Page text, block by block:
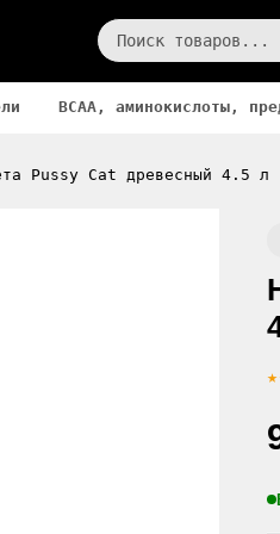
BCAA, аминокислоты,
Pussy Cat древесный 4.5 л